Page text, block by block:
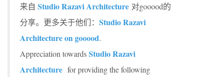
来自 Studio Razavi Architecture 对gooood的
分享。更多关于他们： Studio Razavi
Architecture on gooood.
Appreciation towardsStudio Razavi
Architecture for providing the following